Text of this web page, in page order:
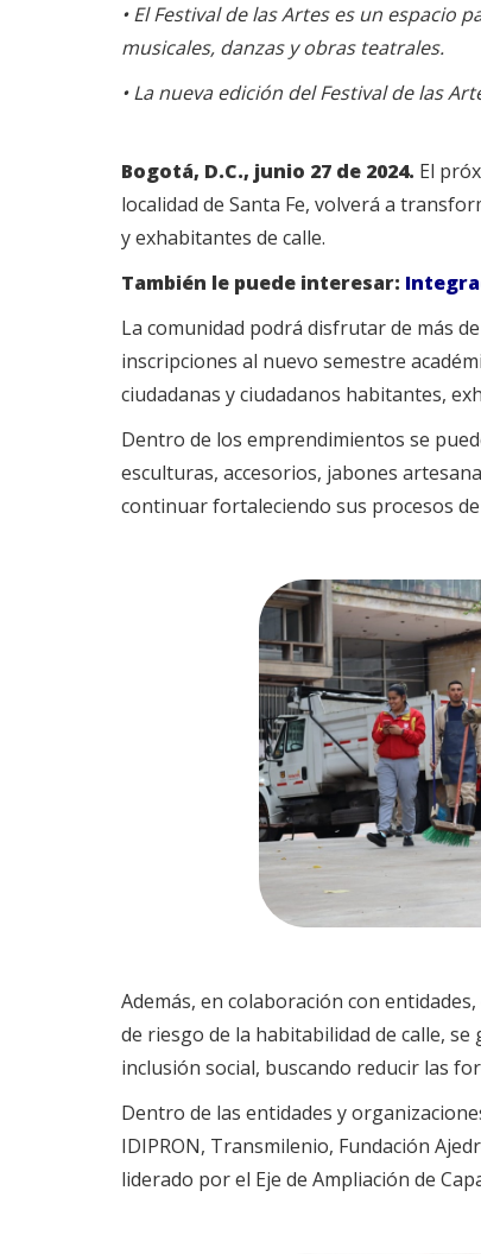
• El Festival de las Artes es un
musicales, danzas y obras teatrales.
• La nueva edición del Festival de las
Bogotá, D.C., junio 27 de 2024. El
localidad de Santa Fe, volverá a
y exhabitantes de calle.
También le puede interesar:
La comunidad podrá disfrutar de más
inscripciones al nuevo semestre
ciudadanas y ciudadanos habitantes,
Dentro de los emprendimientos se
esculturas, accesorios, jabones
continuar fortaleciendo sus procesos
Además, en colaboración con
de riesgo de la habitabilidad de calle,
inclusión social, buscando reducir las
Dentro de las entidades y
IDIPRON, Transmilenio, Fundación
liderado por el Eje de Ampliación de